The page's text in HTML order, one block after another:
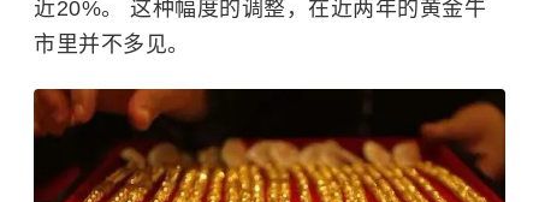
近20%。 这种幅度的调整，在近两年的黄金牛
市里并不多见。